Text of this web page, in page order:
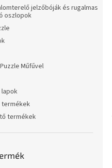
jelzőbóják és rugalmas
oszlopok
Műfűvel
lapok
termékek
termékek